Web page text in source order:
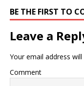
产业带回美国 如今却当
税战的第一波炮灰 不过
特朗普根本不在意 因为
他的团队十分笃定 没多
示好求和 没想到中方直
转船头 将大笔订单转向
市场 巴西农业部长在采
BE THE FIRST TO
Leave a
Your email address
Comment